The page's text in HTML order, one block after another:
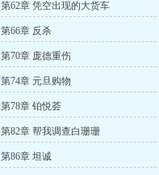
第62章 凭空出现的大货车
第66章 反杀
第70章 庞德重伤
第74章 元旦购物
第78章 铂悦荟
第82章 帮我调查白珊珊
第86章 坦诚